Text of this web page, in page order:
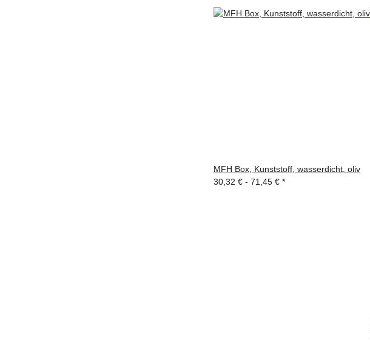
MFH Box, Kunststoff, wasserdicht, oliv
30,32 € - 71,45 € *